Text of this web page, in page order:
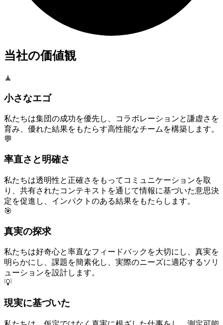
当社の価値観
🧘
小さなエゴ
私たちは集団の成功を優先し、コラボレーションと謙虚さを
育み、優れた結果をもたらす高性能なチームを構築します。
💬
率直さと明確さ
私たちは透明性と正確さをもってコミュニケーションを取
り、共有されたコンテキストを通じて情報に基づいた意思決
定を促進し、インパクトのある結果をもたらします。
🎯
真実の探求
私たちは好奇心と率直なフィードバックを大切にし、真実を
明らかにし、課題を簡素化し、実際のニーズに適応するソリ
ューションを設計します。
💡
現実に基づいた